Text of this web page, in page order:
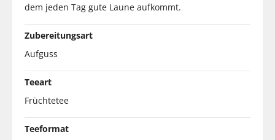
dem jeden Tag gute Laune aufkommt.
Zubereitungsart
Aufguss
Teeart
Früchtetee
Teeformat